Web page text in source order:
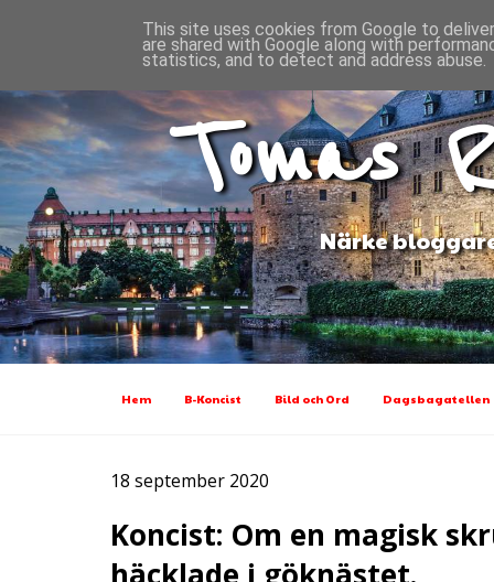
Tomas
Närke
Hem B-Koncist Bild och Ord Dagsbagatellen
18 september 2020
Koncist: Om en magisk
häcklade i göknästet.
This site uses cookies from Google to
are shared with Google along with
statistics, and to detect and address abuse.